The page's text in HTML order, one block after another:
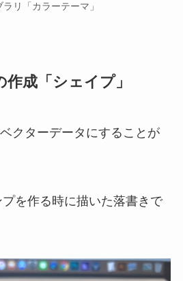
リ「カラーテーマ」
成「シェイプ」
クターデータにすることが
を作る時に描いた落書きで